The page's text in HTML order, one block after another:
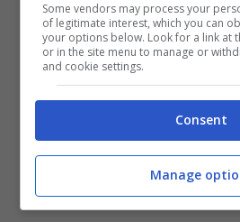
Non mancano gli scettici:
intervistati ha detto di
fatto che un vaccino
rendere i viaggi più sicuri
Leggi anche –>Viaggi in
2021: le mete ideali da
Some vendors may process your
of legitimate interest, which you can
your options below. Look for a link at
or in the site menu to manage or
and cookie settings.
Consent
Manage